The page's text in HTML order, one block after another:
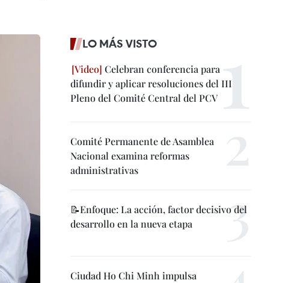
LO MÁS VISTO
Celebran conferencia para
difundir y aplicar resoluciones del III
Pleno del Comité Central del PCV
Comité Permanente de Asamblea
Nacional examina reformas
administrativas
📝Enfoque: La acción, factor decisivo del
desarrollo en la nueva etapa
Ciudad Ho Chi Minh impulsa